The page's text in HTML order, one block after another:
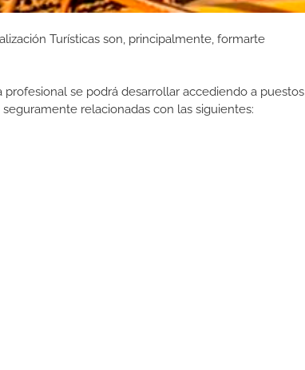
Turísticas son, principalmente, formarte
se podrá desarrollar accediendo a
relacionadas con las siguientes: